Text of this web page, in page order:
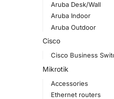
Aruba Desk/Wall
Aruba Indoor
Aruba Outdoor
Cisco
Cisco Business
Mikrotik
Accessories
Ethernet routers